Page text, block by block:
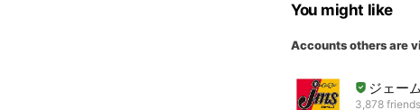
You might like
Accounts others are
ジェー
3,878 friends